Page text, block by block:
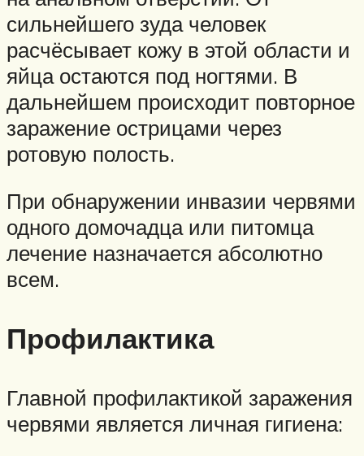
сильнейшего зуда человек
расчёсывает кожу в этой области и
яйца остаются под ногтями. В
дальнейшем происходит повторное
заражение острицами через
ротовую полость.
При обнаружении инвазии червями
одного домочадца или питомца
лечение назначается абсолютно
всем.
Профилактика
Главной профилактикой заражения
червями является личная гигиена: